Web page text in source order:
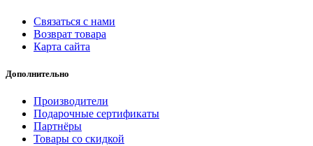
Связаться с нами
Возврат товара
Карта сайта
Дополнительно
Производители
Подарочные сертификаты
Партнёры
Товары со скидкой